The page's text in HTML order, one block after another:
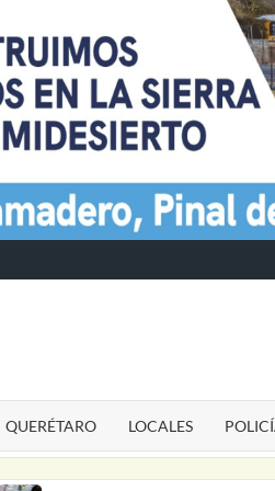
QUERÉTARO LOCALES